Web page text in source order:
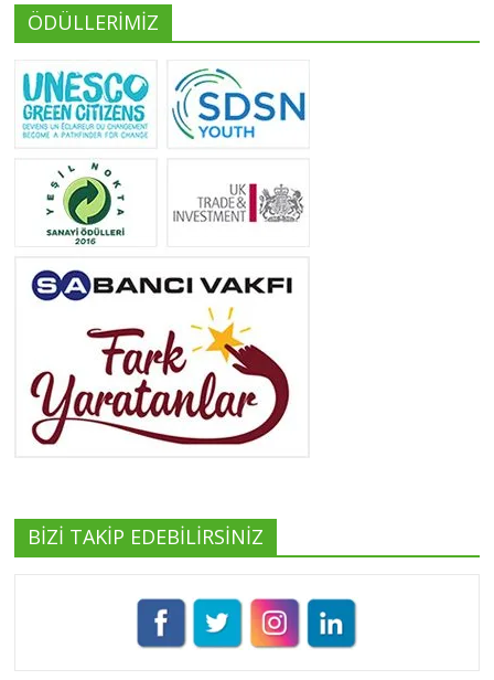
Yeliz Yılmaz
Tüm yazıları görüntüle
Yeşilist
Tüm yazıları görüntüle
ÖDÜLLERİMİZ
BİZİ TAKİP EDEBİLİRSİNİZ